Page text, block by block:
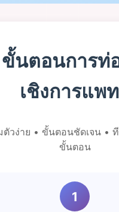
นตอนการท่
เชิงการแพ
ตัวง่าย • ขั้นตอนชัดเจน •
ขั้นตอน
1